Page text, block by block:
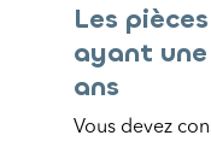
Les
ayant une
ans
Vous devez